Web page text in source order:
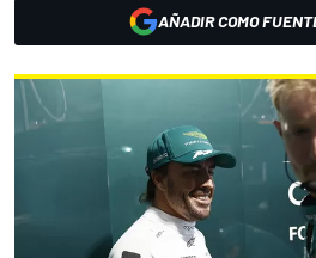
AÑADIR COMO